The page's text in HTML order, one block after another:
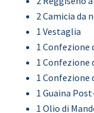
2 Camicia da
1 Vestaglia
1
1 Confezione
1 Confezione
1 Guaina
1 Olio di